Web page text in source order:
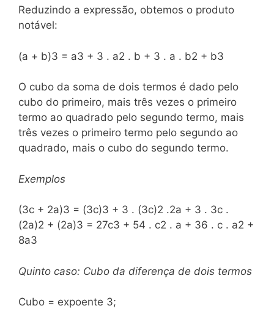
Reduzindo a expressão, obtemos o produto
notável:
(a + b)3 = a3 + 3 . a2 . b + 3 . a . b2 + b3
O cubo da soma de dois termos é dado pelo
cubo do primeiro, mais três vezes o primeiro
termo ao quadrado pelo segundo termo, mais
três vezes o primeiro termo pelo segundo ao
quadrado, mais o cubo do segundo termo.
Exemplos
(3c + 2a)3 = (3c)3 + 3 . (3c)2 .2a + 3 . 3c .
(2a)2 + (2a)3 = 27c3 + 54 . c2 . a + 36 . c . a2 +
8a3
Quinto caso: Cubo da diferença de dois termos
Cubo = expoente 3;